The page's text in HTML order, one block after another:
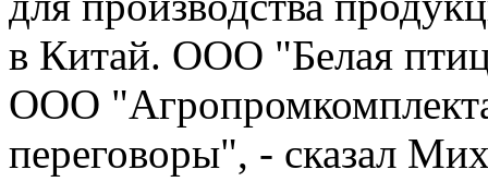
в Китай. ООО "Белая
ООО
переговоры", - сказал